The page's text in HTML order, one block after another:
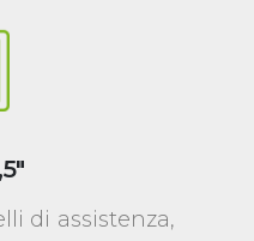
di assistenza,